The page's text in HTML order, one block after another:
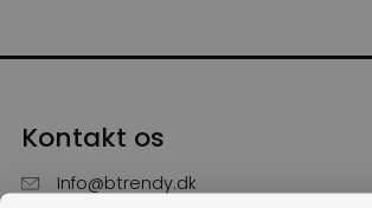
Kontakt os
Info@btrendy.dk